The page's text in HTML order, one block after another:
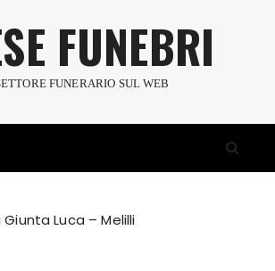
FUNEBRI
FUNERARIO SUL WEB
Giunta Luca – Melilli